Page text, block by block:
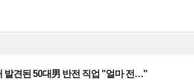
발견된 50대男 반전 직업 "얼마 전…"